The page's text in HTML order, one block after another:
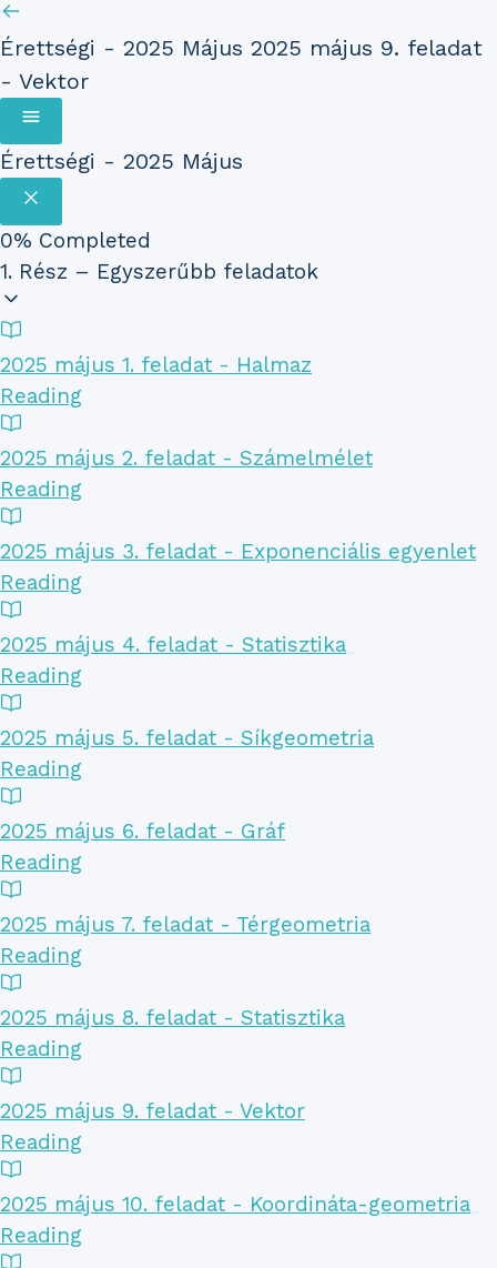
Érettségi - 2025 Május 2025 május 9. feladat
- Vektor
Érettségi - 2025 Május
0% Completed
1. Rész – Egyszerűbb feladatok
2025 május 1. feladat - Halmaz
Reading
2025 május 2. feladat - Számelmélet
Reading
2025 május 3. feladat - Exponenciális egyenlet
Reading
2025 május 4. feladat - Statisztika
Reading
2025 május 5. feladat - Síkgeometria
Reading
2025 május 6. feladat - Gráf
Reading
2025 május 7. feladat - Térgeometria
Reading
2025 május 8. feladat - Statisztika
Reading
2025 május 9. feladat - Vektor
Reading
2025 május 10. feladat - Koordináta-geometria
Reading